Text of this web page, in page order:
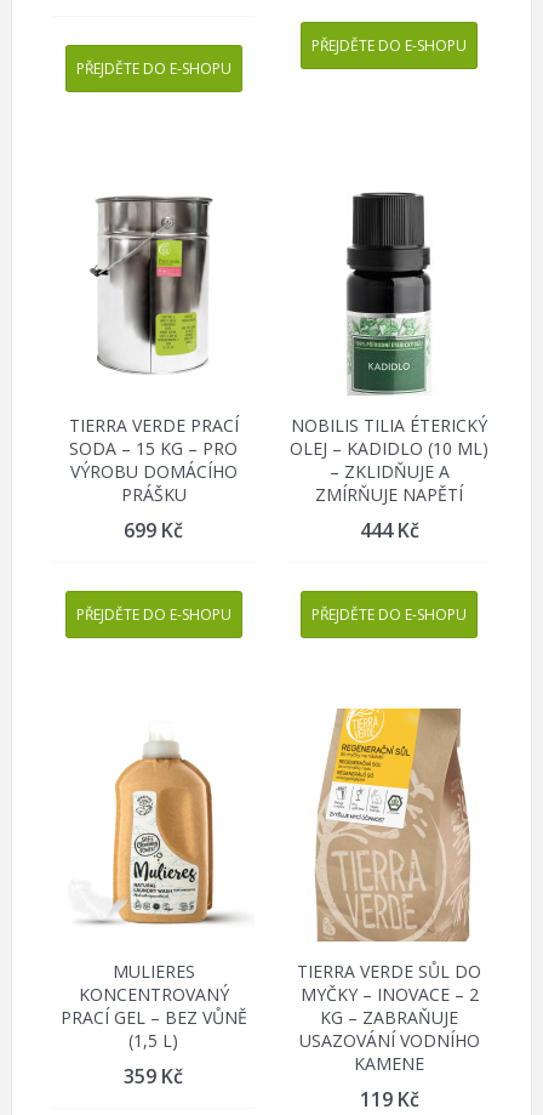
PŘEJDĚTE DO E-SHOPU
PŘEJDĚTE DO E-SHOPU
TIERRA VERDE PRACÍ
SODA – 15 KG – PRO
VÝROBU DOMÁCÍHO
PRÁŠKU
699 Kč
PŘEJDĚTE DO E-SHOPU
NOBILIS TILIA ÉTERICKÝ
OLEJ – KADIDLO (10 ML)
– ZKLIDŇUJE A
ZMÍRŇUJE NAPĚTÍ
444Kč
PŘEJDĚTE DO E-SHOPU
MULIERES
KONCENTROVANÝ
PRACÍ GEL – BEZ VŮNĚ
(1,5 L)
359 Kč
TIERRA VERDE SŮL DO
MYČKY – INOVACE – 2
KG – ZABRAŇUJE
USAZOVÁNÍ VODNÍHO
KAMENE
119 Kč